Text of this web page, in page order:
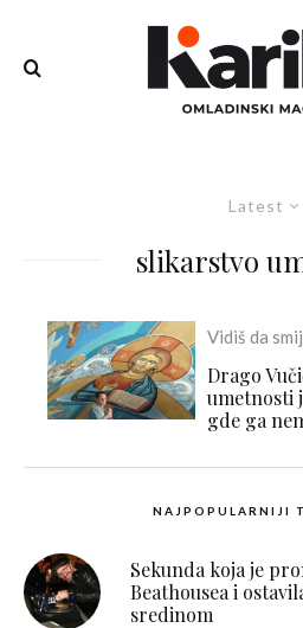
Latest
slikarstvo
Vidiš da
Drago
umetnosti
gde ga
NAJPOPULARNIJI
Sekunda koja je
Beathousea i
sredinom